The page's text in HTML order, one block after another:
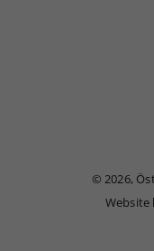
©2026,
Website